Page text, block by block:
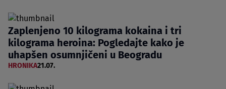
Zaplenjeno 10 kilograma kokaina i tri
kilograma heroina: Pogledajte kako je
uhapšen osumnjičeni u Beogradu
HRONIKA21.07.